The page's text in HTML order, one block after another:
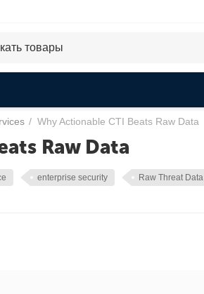
/ Why Actionable CTI Beats Raw Data
Raw Data
enterprise security Raw Threat Data